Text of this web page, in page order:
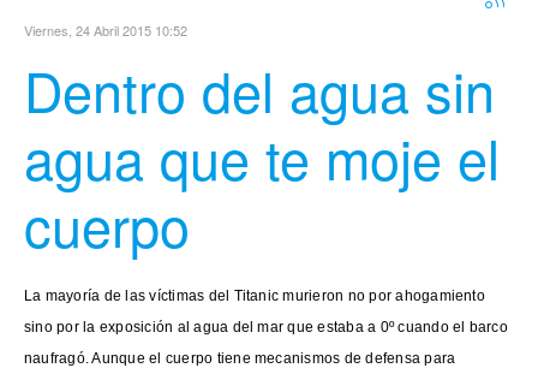
Viernes, 24 Abril 2015 10:52
Dentro del agua sin
agua que te moje el
cuerpo
La mayoría de las víctimas del Titanic murieron no por ahogamiento
sino por la exposición al agua del mar que estaba a 0º cuando el barco
naufragó. Aunque el cuerpo tiene mecanismos de defensa para